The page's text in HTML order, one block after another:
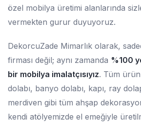
özel mobilya üretimi alanlarında
vermekten gurur duyuyoruz.
DekorcuZade Mimarlık olarak,
firması değil; aynı zamanda %100
bir mobilya imalatçısıyız. Tüm
dolabı, banyo dolabı, kapı, ray
merdiven gibi tüm ahşap
kendi atölyemizde el emeğiyle